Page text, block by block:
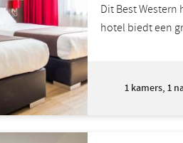
Dit Best
hotel biedt een
1 kamers, 1